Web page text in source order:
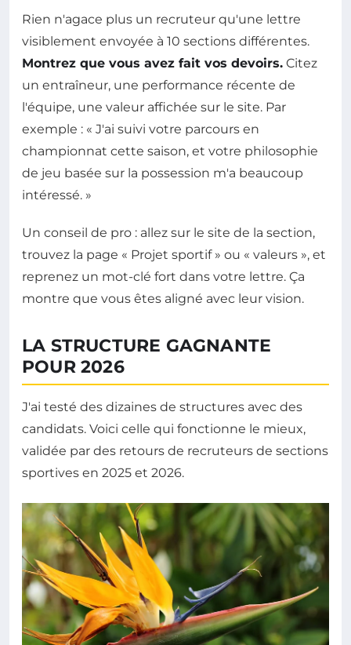
Rien n'agace plus un recruteur qu'une lettre
visiblement envoyée à 10 sections différentes.
Montrez que vous avez fait vos devoirs. Citez
un entraîneur, une performance récente de
l'équipe, une valeur affichée sur le site. Par
exemple : « J'ai suivi votre parcours en
championnat cette saison, et votre philosophie
de jeu basée sur la possession m'a beaucoup
intéressé. »
Un conseil de pro : allez sur le site de la section,
trouvez la page « Projet sportif » ou « valeurs », et
reprenez un mot-clé fort dans votre lettre. Ça
montre que vous êtes aligné avec leur vision.
LA STRUCTURE GAGNANTE
POUR 2026
J'ai testé des dizaines de structures avec des
candidats. Voici celle qui fonctionne le mieux,
validée par des retours de recruteurs de sections
sportives en 2025 et 2026.